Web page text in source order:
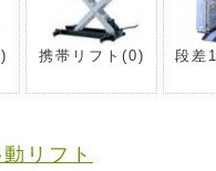
携帯リフト (0)
段差
リフト